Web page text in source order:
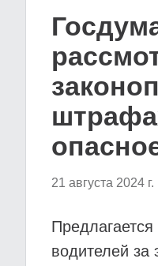
21 августа 2024 г.
водителей за